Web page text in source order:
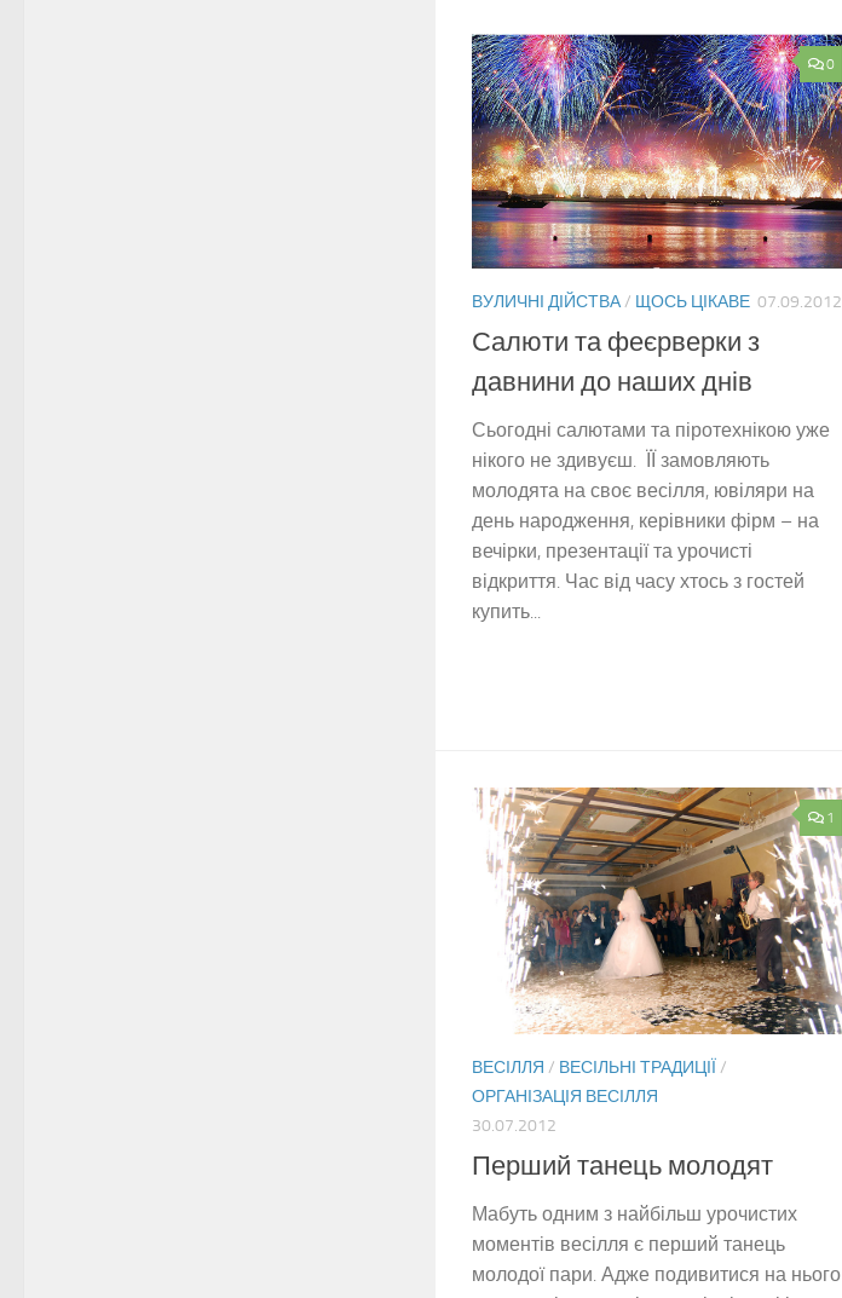
0
ВУЛИЧНІ ДІЙСТВА/ ЩОСЬ ЦІКАВЕ 07.09.2012
Салюти та феєрверки з
давнини до наших днів
Сьогодні салютами та піротехнікою уже
нікого не здивуєш. ЇЇ замовляють
молодята на своє весілля, ювіляри на
день народження, керівники фірм – на
вечірки, презентації та урочисті
відкриття. Час від часу хтось з гостей
купить...
1
ВЕСІЛЛЯ / ВЕСІЛЬНІ ТРАДИЦІЇ /
ОРГАНІЗАЦІЯ ВЕСІЛЛЯ
30.07.2012
Перший танець молодят
Мабуть одним з найбільш урочистих
моментів весілля є перший танець
молодої пари. Адже подивитися на нього